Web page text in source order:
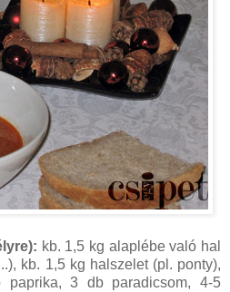
kb. 1,5 kg alaplébe való hal
kb. 1,5 kg halszelet (pl. ponty),
3 db paradicsom, 4-5